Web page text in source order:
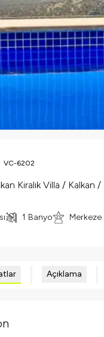
VC-6202
Kiralık Villa / Kalkan
1 Banyo Merkeze
Açıklama